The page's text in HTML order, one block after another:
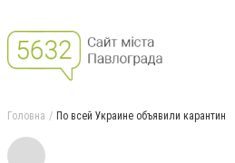
Головна По всей Украине объявили карантин